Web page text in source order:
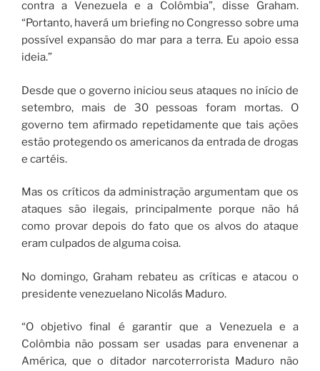
contra a Venezuela e a Colômbia”, disse Graham.
“Portanto, haverá um briefing no Congresso sobre uma
possível expansão do mar para a terra. Eu apoio essa
ideia.”
Desde que o governo iniciou seus ataques no início de
setembro, mais de 30 pessoas foram mortas. O
governo tem afirmado repetidamente que tais ações
estão protegendo os americanos da entrada de drogas
e cartéis.
Mas os críticos da administração argumentam que os
ataques são ilegais, principalmente porque não há
como provar depois do fato que os alvos do ataque
eram culpados de alguma coisa.
No domingo, Graham rebateu as críticas e atacou o
presidente venezuelano Nicolás Maduro.
“O objetivo final é garantir que a Venezuela e a
Colômbia não possam ser usadas para envenenar a
América, que o ditador narcoterrorista Maduro não